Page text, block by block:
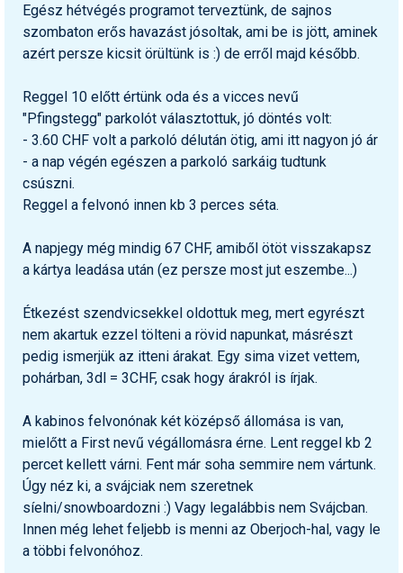
Egész hétvégés programot terveztünk, de sajnos
szombaton erős havazást jósoltak, ami be is jött, aminek
azért persze kicsit örültünk is :) de erről majd később.
Reggel 10 előtt értünk oda és a vicces nevű
"Pfingstegg" parkolót választottuk, jó döntés volt:
- 3.60 CHF volt a parkoló délután ötig, ami itt nagyon jó ár
- a nap végén egészen a parkoló sarkáig tudtunk
csúszni.
Reggel a felvonó innen kb 3 perces séta.
A napjegy még mindig 67 CHF, amiből ötöt visszakapsz
a kártya leadása után (ez persze most jut eszembe...)
Étkezést szendvicsekkel oldottuk meg, mert egyrészt
nem akartuk ezzel tölteni a rövid napunkat, másrészt
pedig ismerjük az itteni árakat. Egy sima vizet vettem,
pohárban, 3dl = 3CHF, csak hogy árakról is írjak.
A kabinos felvonónak két középső állomása is van,
mielőtt a First nevű végállomásra érne. Lent reggel kb 2
percet kellett várni. Fent már soha semmire nem vártunk.
Úgy néz ki, a svájciak nem szeretnek
síelni/snowboardozni :) Vagy legalábbis nem Svájcban.
Innen még lehet feljebb is menni az Oberjoch-hal, vagy le
a többi felvonóhoz.